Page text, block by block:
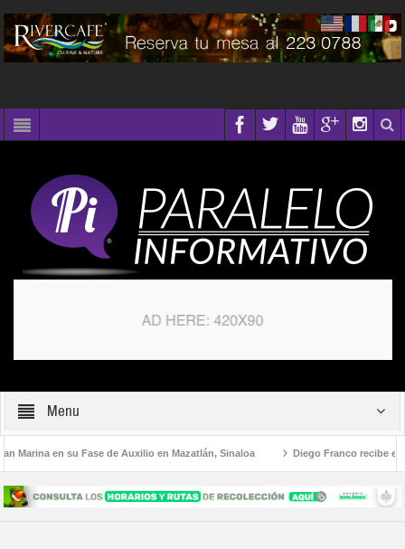
Menu
en su Fase de Auxilio en Mazatlán, Sinaloa Diego Franco recibe
Educativa al Estilo Jalisco Buscan a Violeta y Melissa; viajaron a Puerto